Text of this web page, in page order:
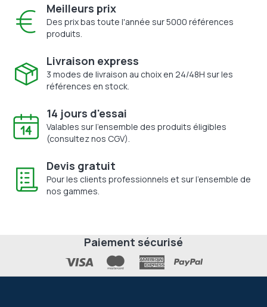
Meilleurs prix
Des prix bas toute l'année sur 5000 références
produits.
Livraison express
3 modes de livraison au choix en 24/48H sur les
références en stock.
14 jours d'essai
Valables sur l'ensemble des produits éligibles
(consultez nos CGV).
Devis gratuit
Pour les clients professionnels et sur l'ensemble de
nos gammes.
Paiement sécurisé